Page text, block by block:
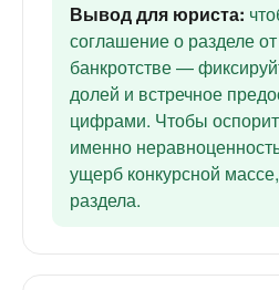
Вывод для юриста:
соглашение о разделе
банкротстве —
долей и встречное
цифрами. Чтобы
именно
ущерб конкурсной
раздела.